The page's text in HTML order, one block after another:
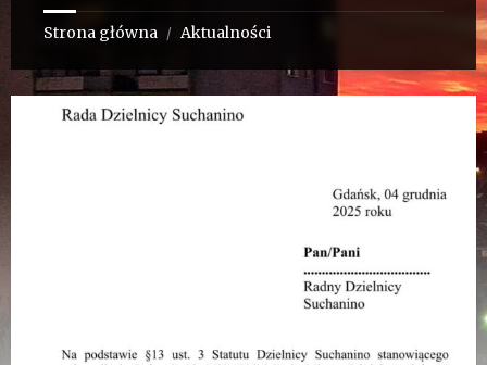
Strona główna / Aktualności